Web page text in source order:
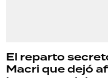
El reparto
Macri que dejó